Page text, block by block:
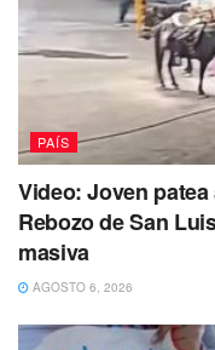
Cabe mencionar que
una bebé de 3 meses
PAÍS
Video: Joven
Rebozo de San
masiva
AGOSTO 6, 2026